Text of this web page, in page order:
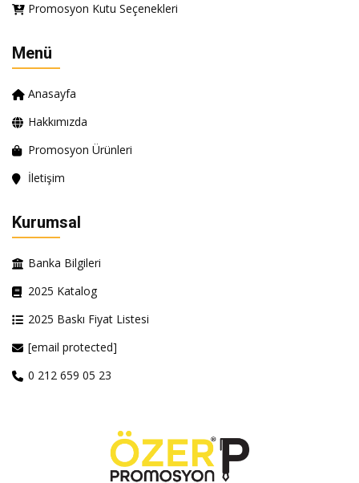
Promosyon Kutu Seçenekleri
Menü
Anasayfa
Hakkımızda
Promosyon Ürünleri
İletişim
Kurumsal
Banka Bilgileri
2025 Katalog
2025 Baskı Fiyat Listesi
[email protected]
0 212 659 05 23